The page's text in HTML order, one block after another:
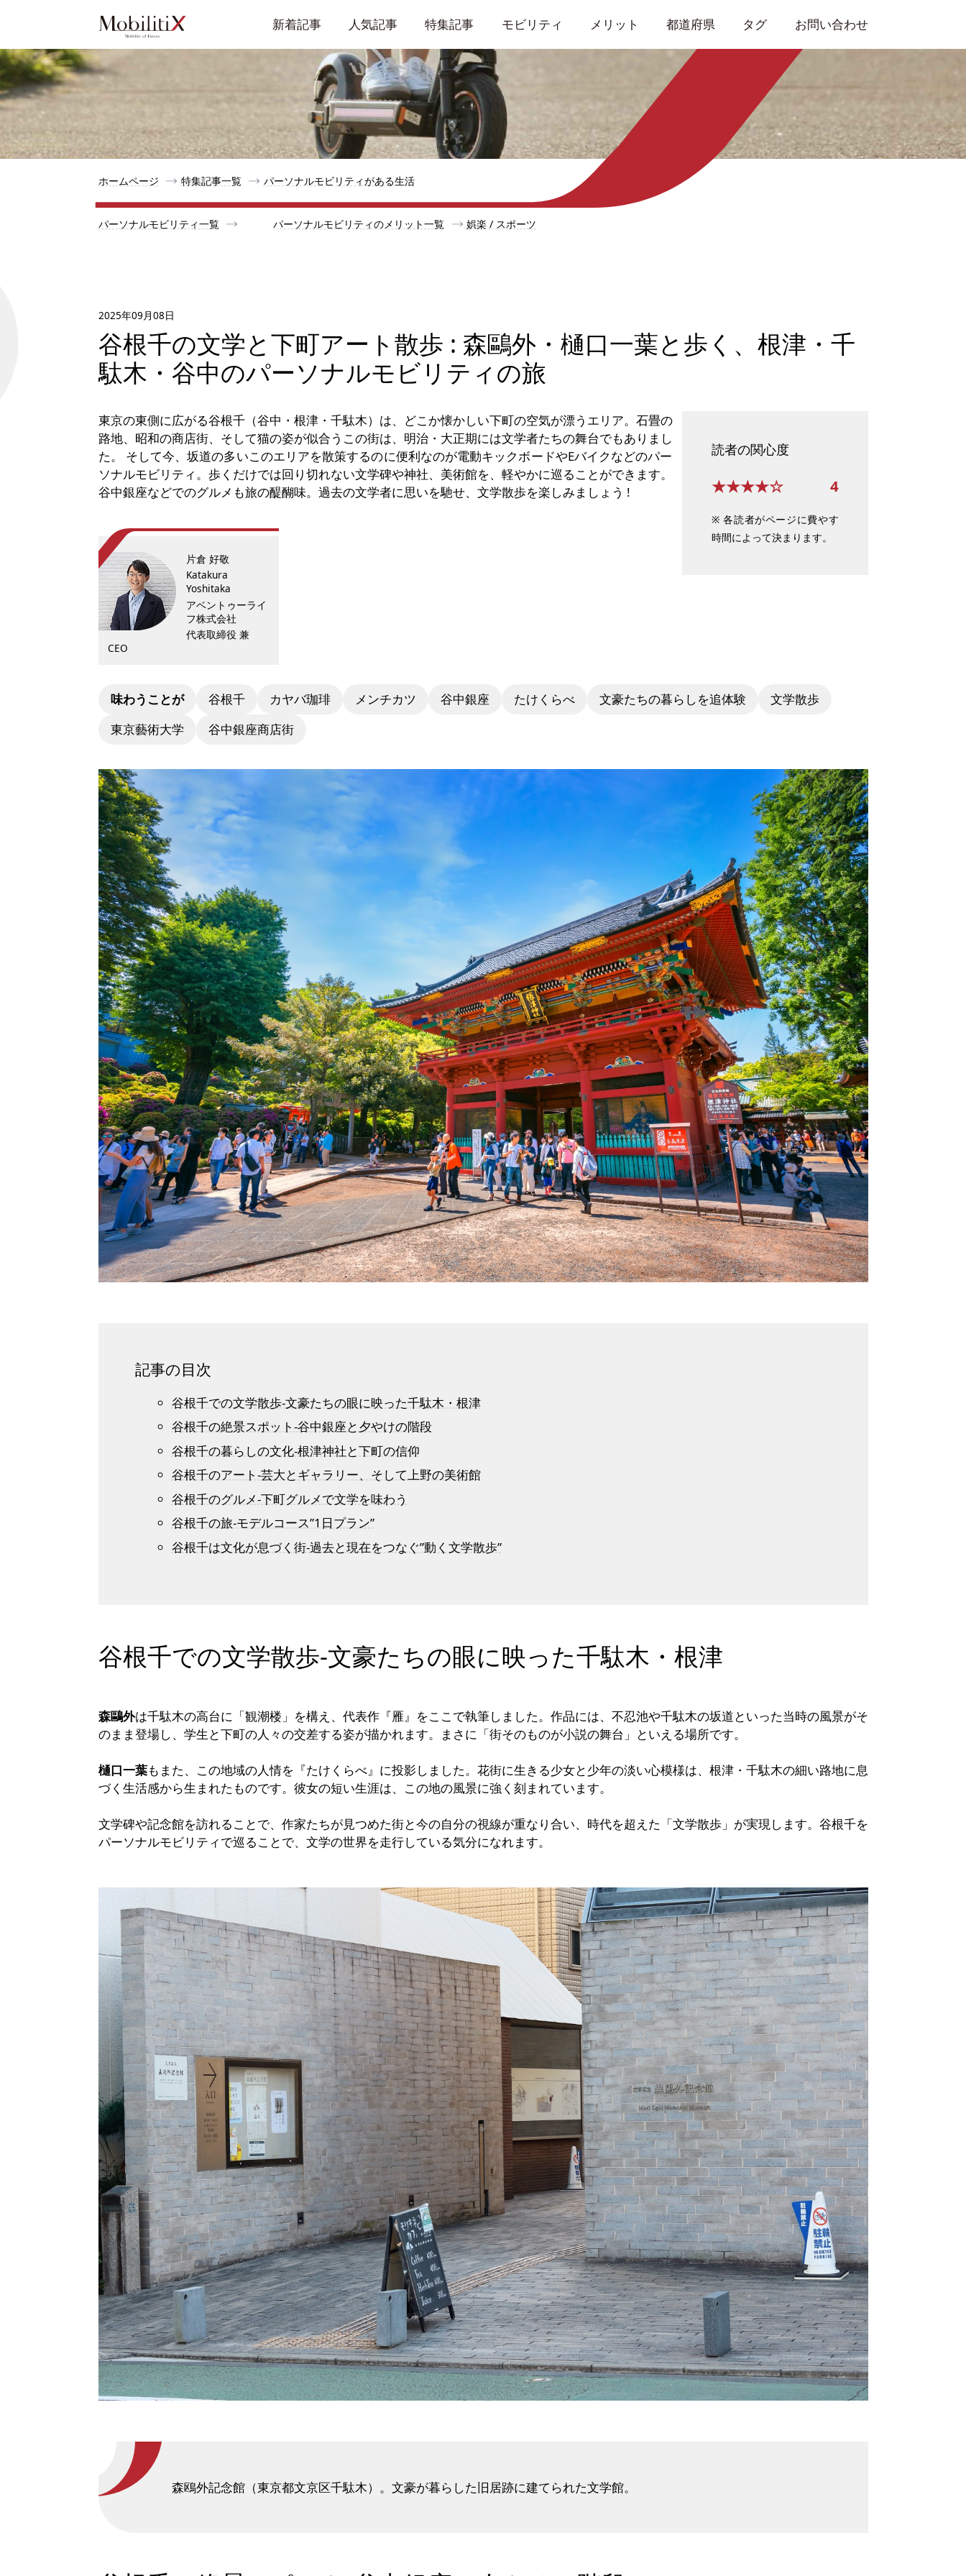
新着記事 人気記事 特集記事 モビリティ メリット 都道府県 タグ お問い合わせ
ホームページ 特集記事一覧 パーソナルモビリティがある生活
パーソナルモビリティ一覧 パーソナルモビリティのメリット一覧 娯楽 / スポーツ
2025年09月08日
谷根千の文学と下町アート散歩 : 森鷗外・樋口一葉と歩く、根津・千
駄木・谷中のパーソナルモビリティの旅
東京の東側に広がる谷根千（谷中・根津・千駄木）は、どこか懐かしい下町の空気が漂うエリア。石畳の
路地、昭和の商店街、そして猫の姿が似合うこの街は、明治・大正期には文学者たちの舞台でもありまし
た。 そして今、坂道の多いこのエリアを散策するのに便利なのが電動キックボードやEバイクなどのパー
ソナルモビリティ。歩くだけでは回り切れない文学碑や神社、美術館を、軽やかに巡ることができます。
谷中銀座などでのグルメも旅の醍醐味。過去の文学者に思いを馳せ、文学散歩を楽しみましょう !
読者の関心度
★★★★☆ 4
※ 各読者がページに費やす
時間によって決まります。
片倉 好敬
Katakura
Yoshitaka
アベントゥーライ
フ株式会社
代表取締役 兼
CEO
味わうことが 谷根千 カヤバ珈琲 メンチカツ 谷中銀座 たけくらべ 文豪たちの暮らしを追体験
文学散歩
東京藝術大学
谷中銀座商店街
記事の目次
谷根千での文学散歩-文豪たちの眼に映った千駄木・根津
谷根千の絶景スポット-谷中銀座と夕やけの階段
谷根千の暮らしの文化-根津神社と下町の信仰
谷根千のアート-芸大とギャラリー、そして上野の美術館
谷根千のグルメ-下町グルメで文学を味わう
谷根千の旅-モデルコース”1日プラン”
谷根千は文化が息づく街-過去と現在をつなぐ”動く文学散歩”
谷根千での文学散歩-文豪たちの眼に映った千駄木・根津
森鷗外は千駄木の高台に「観潮楼」を構え、代表作『雁』をここで執筆しました。作品には、不忍池や千駄木の坂道といった当時の風景がそ
のまま登場し、学生と下町の人々の交差する姿が描かれます。まさに「街そのものが小説の舞台」といえる場所です。
樋口一葉もまた、この地域の人情を『たけくらべ』に投影しました。花街に生きる少女と少年の淡い心模様は、根津・千駄木の細い路地に息
づく生活感から生まれたものです。彼女の短い生涯は、この地の風景に強く刻まれています。
文学碑や記念館を訪れることで、作家たちが見つめた街と今の自分の視線が重なり合い、時代を超えた「文学散歩」が実現します。谷根千を
パーソナルモビリティで巡ることで、文学の世界を走行している気分になれます。
森鴎外記念館（東京都文京区千駄木）。文豪が暮らした旧居跡に建てられた文学館。